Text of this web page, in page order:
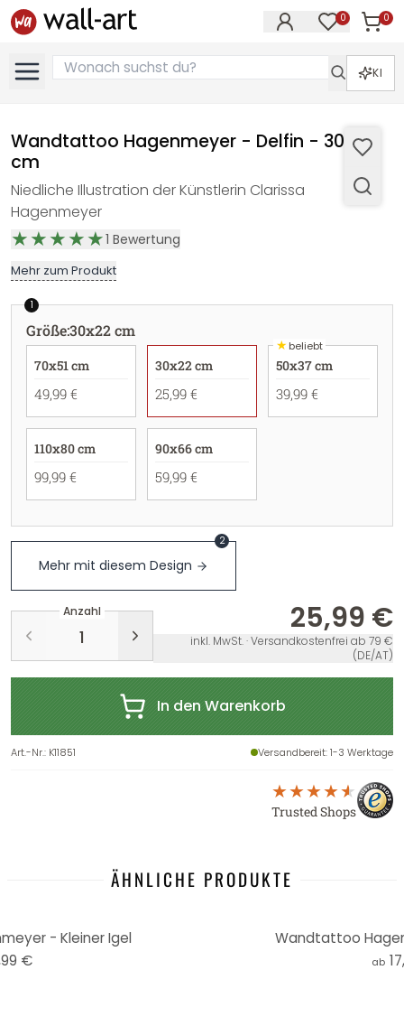
0 0
KI
Wandtattoo Hagenmeyer - Delfin - 30x22
cm
Niedliche Illustration der Künstlerin Clarissa
Hagenmeyer
1 Bewertung
Mehr zum Produkt
1
Größe:30x22 cm
70x51 cm
49,99 €
30x22 cm
25,99 €
★beliebt
50x37 cm
39,99 €
110x80 cm
99,99 €
90x66 cm
59,99 €
Mehr mit diesem Design
2
Anzahl 25,99 €
inkl. MwSt. · Versandkostenfrei ab 79 €
(DE/AT)
In den Warenkorb
Art.-Nr.: K11851 Versandbereit: 1-3 Werktage
Trusted Shops
ÄHNLICHE PRODUKTE
- Kleiner Igel
€
Wandtattoo
ab